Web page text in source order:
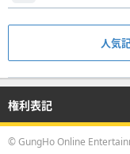
人気
権利表記
© GungHo Online